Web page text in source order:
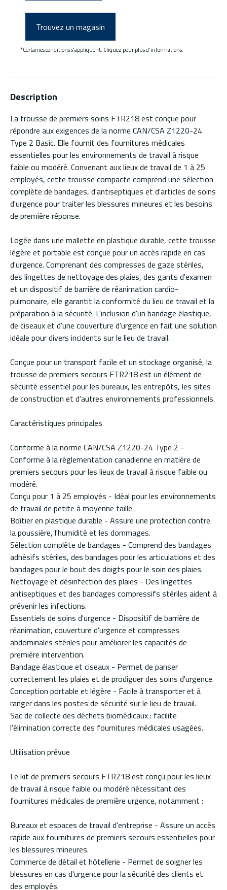
Trouvez un magasin
*Certaines conditions s'appliquent. Cliquez pour plus d'informations.
Description
La trousse de premiers soins FTR218 est conçue pour
répondre aux exigences de la norme CAN/CSA Z1220-24
Type 2 Basic. Elle fournit des fournitures médicales
essentielles pour les environnements de travail à risque
faible ou modéré. Convenant aux lieux de travail de 1 à 25
employés, cette trousse compacte comprend une sélection
complète de bandages, d'antiseptiques et d'articles de soins
d'urgence pour traiter les blessures mineures et les besoins
de première réponse.
Logée dans une mallette en plastique durable, cette trousse
légère et portable est conçue pour un accès rapide en cas
d'urgence. Comprenant des compresses de gaze stériles,
des lingettes de nettoyage des plaies, des gants d'examen
et un dispositif de barrière de réanimation cardio-
pulmonaire, elle garantit la conformité du lieu de travail et la
préparation à la sécurité. L'inclusion d'un bandage élastique,
de ciseaux et d'une couverture d'urgence en fait une solution
idéale pour divers incidents sur le lieu de travail.
Conçue pour un transport facile et un stockage organisé, la
trousse de premiers secours FTR218 est un élément de
sécurité essentiel pour les bureaux, les entrepôts, les sites
de construction et d'autres environnements professionnels.
Caractéristiques principales
Conforme à la norme CAN/CSA Z1220-24 Type 2 -
Conforme à la réglementation canadienne en matière de
premiers secours pour les lieux de travail à risque faible ou
modéré.
Conçu pour 1 à 25 employés - Idéal pour les environnements
de travail de petite à moyenne taille.
Boîtier en plastique durable - Assure une protection contre
la poussière, l'humidité et les dommages.
Sélection complète de bandages - Comprend des bandages
adhésifs stériles, des bandages pour les articulations et des
bandages pour le bout des doigts pour le soin des plaies.
Nettoyage et désinfection des plaies - Des lingettes
antiseptiques et des bandages compressifs stériles aident à
prévenir les infections.
Essentiels de soins d'urgence - Dispositif de barrière de
réanimation, couverture d'urgence et compresses
abdominales stériles pour améliorer les capacités de
première intervention.
Bandage élastique et ciseaux - Permet de panser
correctement les plaies et de prodiguer des soins d'urgence.
Conception portable et légère - Facile à transporter et à
ranger dans les postes de sécurité sur le lieu de travail.
Sac de collecte des déchets biomédicaux : facilite
l'élimination correcte des fournitures médicales usagées.
Utilisation prévue
Le kit de premiers secours FTR218 est conçu pour les lieux
de travail à risque faible ou modéré nécessitant des
fournitures médicales de première urgence, notamment :
Bureaux et espaces de travail d'entreprise - Assure un accès
rapide aux fournitures de premiers secours essentielles pour
les blessures mineures.
Commerce de détail et hôtellerie - Permet de soigner les
blessures en cas d'urgence pour la sécurité des clients et
des employés.